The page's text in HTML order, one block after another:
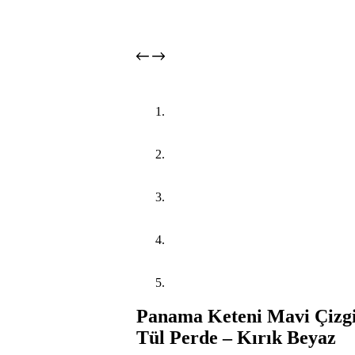
Panama Keteni Mavi
Tül Perde – Kırık Beyaz